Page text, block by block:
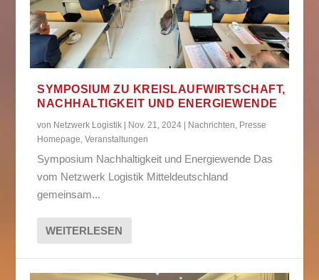
SYMPOSIUM ZU KREISLAUFWIRTSCHAFT,
NACHHALTIGKEIT UND ENERGIEWENDE
von Netzwerk Logistik Nov. 21, 2024 Nachrichten, Presse
Homepage,Veranstaltungen
Symposium Nachhaltigkeit und Energiewende Das
vom Netzwerk Logistik Mitteldeutschland
gemeinsam...
WEITERLESEN